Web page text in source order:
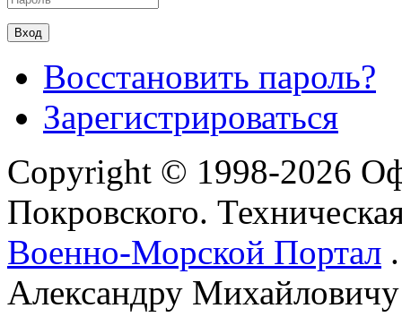
Восстановить пароль?
Зарегистрироваться
Copyright © 1998-2026
Покровского.
Военно-Морской Портал
Александру